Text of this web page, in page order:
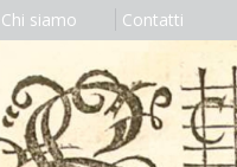
Chi siamo Contatti